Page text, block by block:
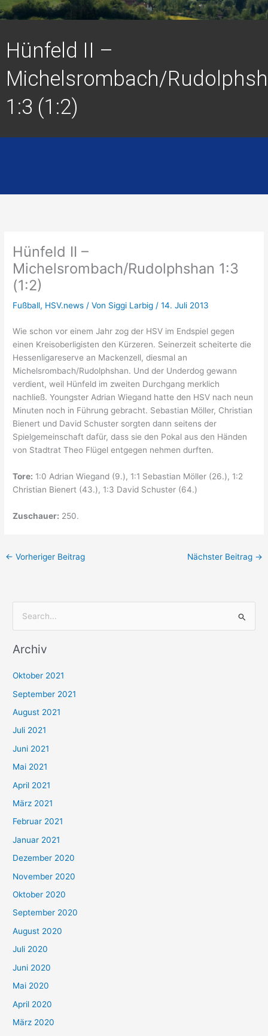
Hünfeld II –
Michelsrombach/
1:3 (1:2)
Hünfeld II –
Michelsrombach/Rudolphshan 1:3
(1:2)
Fußball, HSV.news / Von Siggi Larbig/14. Juli 2013
Wie schon vor einem Jahr zog der HSV im Endspiel gegen
einen Kreisoberligisten den Kürzeren. Seinerzeit scheiterte die
Hessenligareserve an Mackenzell, diesmal an
Michelsrombach/Rudolphshan. Und der Underdog gewann
verdient, weil Hünfeld im zweiten Durchgang merklich
nachließ. Youngster Adrian Wiegand hatte den HSV nach neun
Minuten noch in Führung gebracht. Sebastian Möller, Christian
Bienert und David Schuster sorgten dann seitens der
Spielgemeinschaft dafür, dass sie den Pokal aus den Händen
von Stadtrat Theo Flügel entgegen nehmen durften.
Tore: 1:0 Adrian Wiegand (9.), 1:1 Sebastian Möller (26.), 1:2
Christian Bienert (43.), 1:3 David Schuster (64.)
Zuschauer: 250.
← Vorheriger Beitrag Nächster Beitrag →
c
n
n
a
c
h
:
Archiv
Oktober 2021
September 2021
August 2021
Juli 2021
Juni 2021
Mai 2021
April 2021
März 2021
Februar 2021
Januar 2021
Dezember 2020
November 2020
Oktober 2020
September 2020
August 2020
Juli 2020
Juni 2020
Mai 2020
April 2020
März 2020